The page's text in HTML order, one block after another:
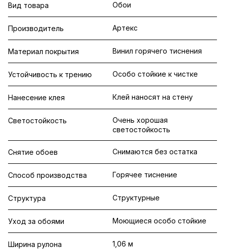
Вид товара Обои
Производитель Артекс
Материал покрытия Винил горячего тиснения
Устойчивость к трению Особо стойкие к чистке
Нанесение клея Клей наносят на стену
Светостойкость
Очень хорошая
светостойкость
Снятие обоев Снимаются без остатка
Способ производства Горячее тиснение
Структура Структурные
Уход за обоями Моющиеся особо стойкие
Ширина рулона 1,06 м